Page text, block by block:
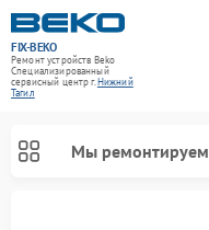
FIX-BEKO
Ремонт устройств Beko
Специализированный
cервисный центр г.Нижний
Тагил
Мы ремонтируем